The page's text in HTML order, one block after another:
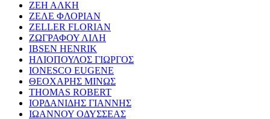
ΖΕΗ ΑΛΚΗ
ΖΕΛΕ ΦΛΟΡΙΑΝ
ZELLER FLORIAN
ΖΩΓΡΑΦΟΥ ΛΙΛΗ
IBSEN HENRIK
ΗΛΙΟΠΟΥΛΟΣ ΓΙΩΡΓΟΣ
IONESCO EUGENE
ΘΕΟΧΑΡΗΣ ΜΙΝΩΣ
THOMAS ROBERT
ΙΟΡΔΑΝΙΔΗΣ ΓΙΑΝΝΗΣ
ΙΩΑΝΝΟΥ ΟΔΥΣΣΕΑΣ